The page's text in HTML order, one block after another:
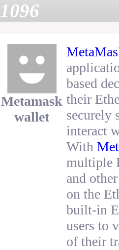
1096
Metamask
wallet
based
their
securely
interact
With
multiple
and
on the
built-in
users to
of their